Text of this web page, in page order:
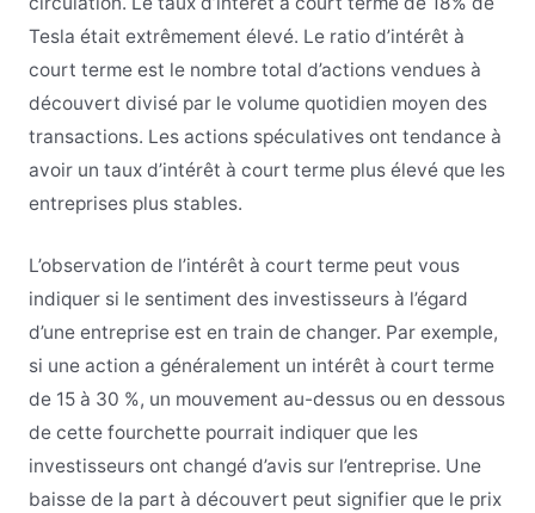
Tesla était extrêmement élevé. Le ratio d’intérêt à
court terme est le nombre total d’actions vendues à
découvert divisé par le volume quotidien moyen des
transactions. Les actions spéculatives ont tendance à
avoir un taux d’intérêt à court terme plus élevé que les
entreprises plus stables.
L’observation de l’intérêt à court terme peut vous
indiquer si le sentiment des investisseurs à l’égard
d’une entreprise est en train de changer. Par exemple,
si une action a généralement un intérêt à court terme
de 15 à 30 %, un mouvement au-dessus ou en dessous
de cette fourchette pourrait indiquer que les
investisseurs ont changé d’avis sur l’entreprise. Une
baisse de la part à découvert peut signifier que le prix